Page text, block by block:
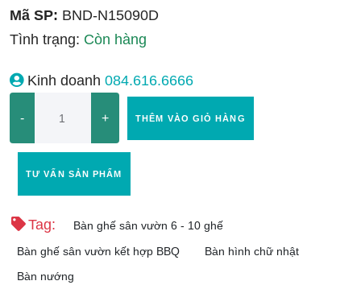
Mã SP: BND-N15090D
Tình trạng: Còn hàng
Kinh doanh 084.616.6666
- + THÊM VÀO GIỎ HÀNG
TƯ VẤN SẢN PHẨM
Tag:
Bàn ghế sân vườn 6 - 10 ghế
Bàn ghế sân vườn kết hợp BBQ
Bàn hình chữ nhật
Bàn nướng